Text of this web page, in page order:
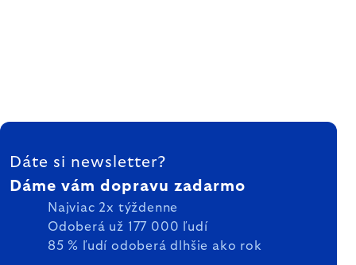
ZÁPÄTIE
Dáte si newsletter?
Dáme vám dopravu zadarmo
Najviac 2x týždenne
Odoberá už 177 000 ľudí
85 % ľudí odoberá dlhšie ako rok